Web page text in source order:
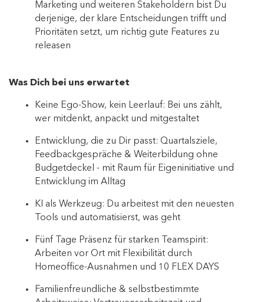
Marketing und weiteren Stakeholdern bist Du
derjenige, der klare Entscheidungen trifft und
Prioritäten setzt, um richtig gute Features zu
releasen
Was Dich bei uns erwartet
Keine Ego-Show, kein Leerlauf: Bei uns zählt,
wer mitdenkt, anpackt und mitgestaltet
Entwicklung, die zu Dir passt: Quartalsziele,
Feedbackgespräche & Weiterbildung ohne
Budgetdeckel - mit Raum für Eigeninitiative und
Entwicklung im Alltag
KI als Werkzeug: Du arbeitest mit den neuesten
Tools und automatisierst, was geht
Fünf Tage Präsenz für starken Teamspirit:
Arbeiten vor Ort mit Flexibilität durch
Homeoffice-Ausnahmen und 10 FLEX DAYS
Familienfreundliche & selbstbestimmte